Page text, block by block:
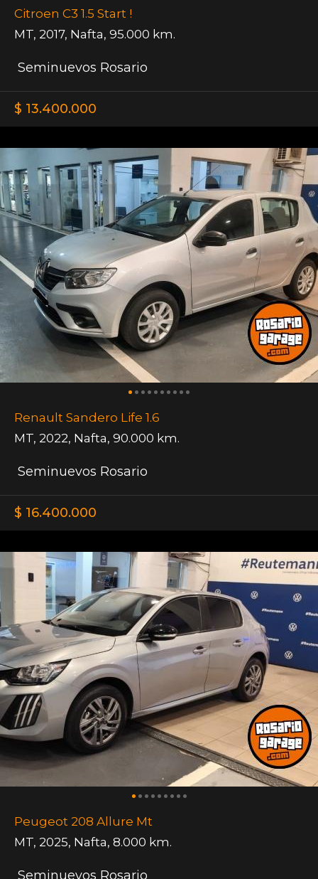
Citroen C3 1.5 Start !
MT, 2017, Nafta, 95.000 km.
Seminuevos Rosario
$ 13.400.000
Renault Sandero Life 1.6
MT, 2022, Nafta, 90.000 km.
Seminuevos Rosario
$ 16.400.000
Peugeot 208 Allure Mt
MT, 2025, Nafta, 8.000 km.
Seminuevos Rosario